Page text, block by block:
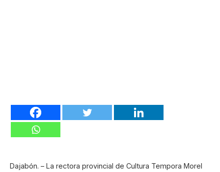
Dajabón. – La rectora provincial de Cultura Tempora Morel